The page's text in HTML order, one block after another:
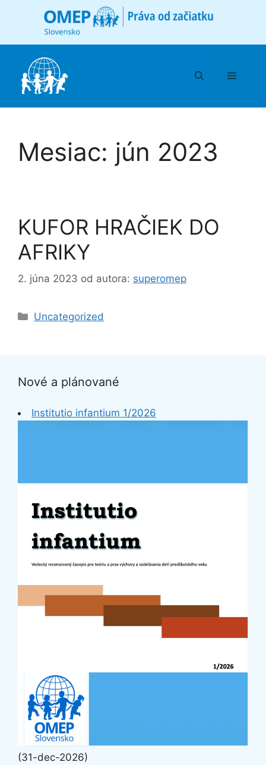
Menu
Mesiac: jún 2023
KUFOR HRAČIEK DO
AFRIKY
2. júna 2023 od autora: superomep
Kategórie
Uncategorized
Nové a plánované
Institutio infantium 1/2026
(31-dec-2026)